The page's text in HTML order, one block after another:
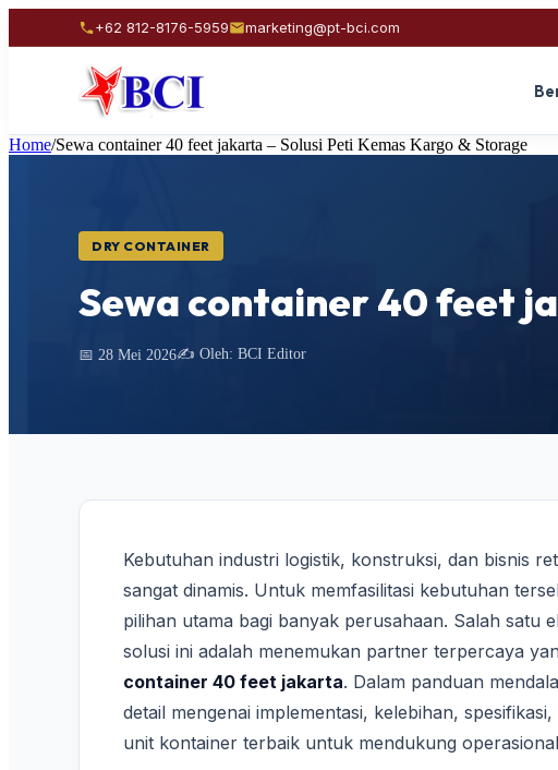
+62 812-8176-5959 marketing@pt-bci.com
Home/Sewa container 40 feet jakarta – Solusi Peti Kemas Kargo & Storage
DRY CONTAINER
Sewa container 40 feet
📅 28 Mei 2026✍️ Oleh: BCI Editor
Kebutuhan industri logistik, konstruksi, dan bisnis
sangat dinamis. Untuk memfasilitasi kebutuhan
pilihan utama bagi banyak perusahaan. Salah satu
solusi ini adalah menemukan partner terpercaya
container 40 feet jakarta. Dalam panduan
detail mengenai implementasi, kelebihan,
unit kontainer terbaik untuk mendukung